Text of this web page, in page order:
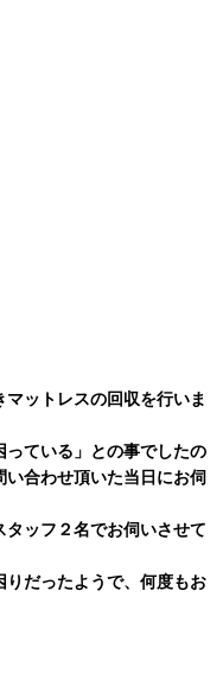
ットレスの回収を行いま
っている」との事でしたの
合わせ頂いた当日にお伺
ッフ２名でお伺いさせて
りだったようで、何度もお